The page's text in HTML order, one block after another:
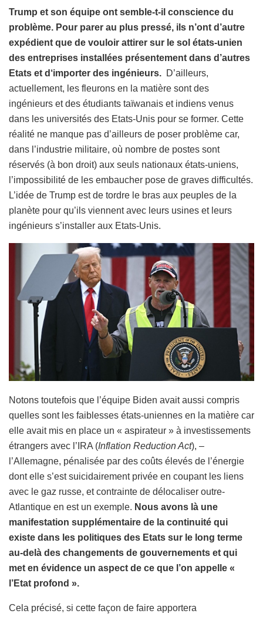
Trump et son équipe ont semble-t-il conscience du
problème. Pour parer au plus pressé, ils n’ont d’autre
expédient que de vouloir attirer sur le sol états-unien
des entreprises installées présentement dans d’autres
Etats et d‘importer des ingénieurs. D’ailleurs,
actuellement, les fleurons en la matière sont des
ingénieurs et des étudiants taïwanais et indiens venus
dans les universités des Etats-Unis pour se former. Cette
réalité ne manque pas d’ailleurs de poser problème car,
dans l’industrie militaire, où nombre de postes sont
réservés (à bon droit) aux seuls nationaux états-uniens,
l’impossibilité de les embaucher pose de graves difficultés.
L’idée de Trump est de tordre le bras aux peuples de la
planète pour qu’ils viennent avec leurs usines et leurs
ingénieurs s’installer aux Etats-Unis.
Notons toutefois que l’équipe Biden avait aussi compris
quelles sont les faiblesses états-uniennes en la matière car
elle avait mis en place un « aspirateur » à investissements
étrangers avec l’IRA (Inflation Reduction Act), –
l’Allemagne, pénalisée par des coûts élevés de l’énergie
dont elle s’est suicidairement privée en coupant les liens
avec le gaz russe, et contrainte de délocaliser outre-
Atlantique en est un exemple. Nous avons là une
manifestation supplémentaire de la continuité qui
existe dans les politiques des Etats sur le long terme
au-delà des changements de gouvernements et qui
met en évidence un aspect de ce que l’on appelle «
l’Etat profond ».
Cela précisé, si cette façon de faire apportera